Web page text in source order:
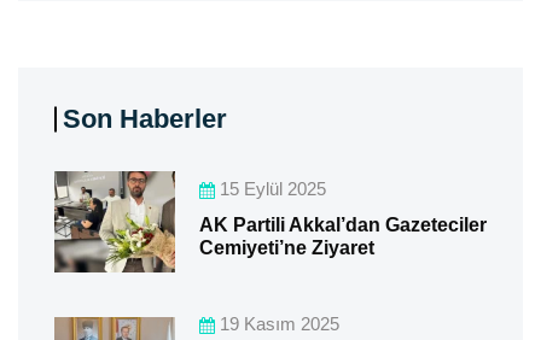
Son Haberler
15 Eylül 2025
AK Partili Akkal’dan Gazeteciler
Cemiyeti’ne Ziyaret
19 Kasım 2025